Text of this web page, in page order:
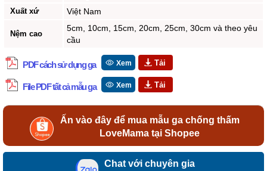
Xuất xứ Việt Nam
Nệm cao
5cm, 10cm, 15cm, 20cm, 25cm, 30cm và theo yêu
cầu
PDF cách sử dụng ga Xem
File PDF tất cả mẫu ga Xem
Ấn vào đây để mua mẫu ga chống thấm
LoveMama tại Shopee
Chat với chuyên gia